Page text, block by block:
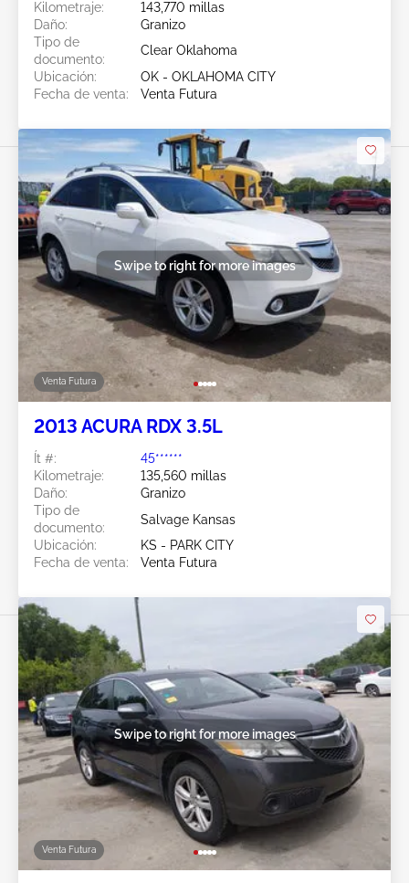
Kilometraje:
143,770 millas
Daño:
Granizo
Tipo de
documento:
Clear Oklahoma
Ubicación:
OK - OKLAHOMA CITY
Fecha de venta:
Venta Futura
Venta Futura
Swipe to right for more images
2013 ACURA RDX 3.5L
Ít #:
45******
Kilometraje:
135,560 millas
Daño:
Granizo
Tipo de
documento:
Salvage Kansas
Ubicación:
KS - PARK CITY
Fecha de venta:
Venta Futura
Venta Futura
Swipe to right for more images